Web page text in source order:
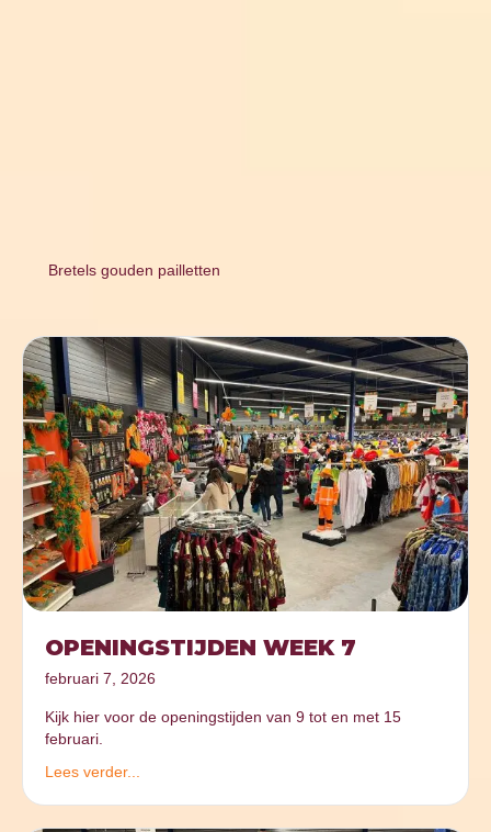
Bretels gouden pailletten
OPENINGSTIJDEN WEEK 7
februari 7, 2026
Kijk hier voor de openingstijden van 9 tot en met 15
februari.
Lees verder...